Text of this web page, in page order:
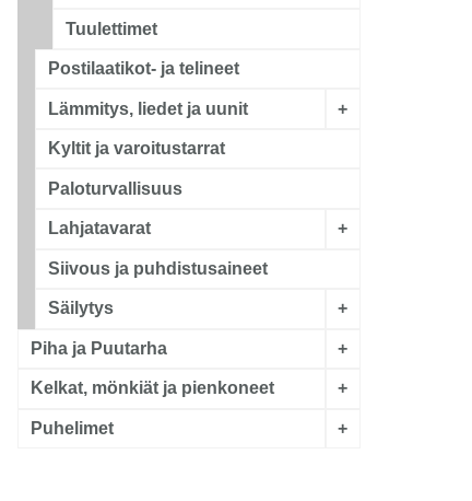
Tuulettimet
Postilaatikot- ja telineet
Lämmitys, liedet ja uunit +
Kyltit ja varoitustarrat
Paloturvallisuus
Lahjatavarat +
Siivous ja puhdistusaineet
Säilytys +
Piha ja Puutarha +
Kelkat, mönkiät ja pienkoneet +
Puhelimet +